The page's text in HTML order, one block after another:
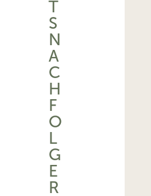
T
S
N
A
C
H
F
O
L
G
E
R